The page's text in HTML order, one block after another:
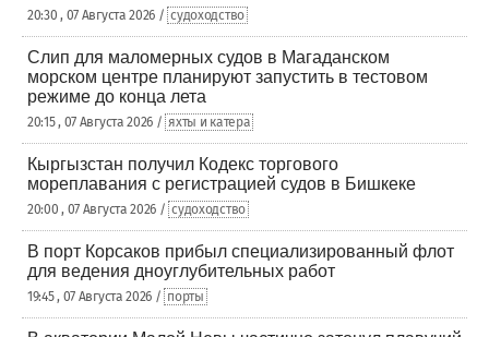
20:30 , 07 Августа 2026 / судоходство
Слип для маломерных судов в Магаданском
морском центре планируют запустить в тестовом
режиме до конца лета
20:15 , 07 Августа 2026 / яхты и катера
Кыргызстан получил Кодекс торгового
мореплавания с регистрацией судов в Бишкеке
20:00 , 07 Августа 2026 / судоходство
В порт Корсаков прибыл специализированный флот
для ведения дноуглубительных работ
19:45 , 07 Августа 2026 / порты